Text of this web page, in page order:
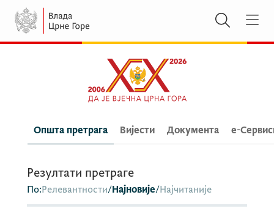
Општа претрага Вијести Документа e-
Резултати претраге
По:Релевантности/Најновије/Најчитаније